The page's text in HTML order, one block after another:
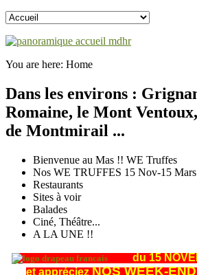
You are here: Home
Dans les environs :
Romaine, le Mont
de Montmirail ...
Bienvenue au Mas !! WE Truffes
Nos WE TRUFFES 15 Nov-15 Mars
Restaurants
Sites à voir
Balades
Ciné, Théâtre...
A LA UNE !!
du 15
et appréciez NOS WEEK-